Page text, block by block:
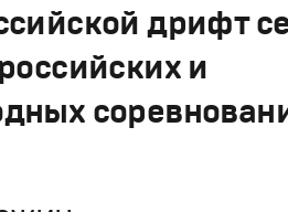
дрифт
и